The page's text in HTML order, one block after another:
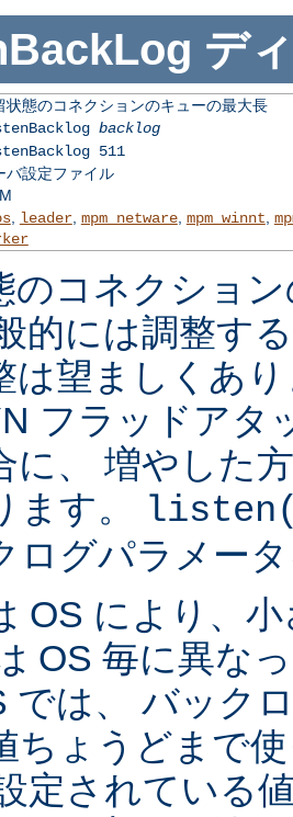
デ
状態のコネクションのキューの最大長
backlog
511
バ設定ファイル
, leader, mpm_netware, mpm_winnt,
のコネクショ
的には調整す
は望ましくあ
フラッドアタ
に、 増やした
ます。
ログパラメー
OS により、
OS 毎に異な
では、 バック
ちょうどまで
定されている